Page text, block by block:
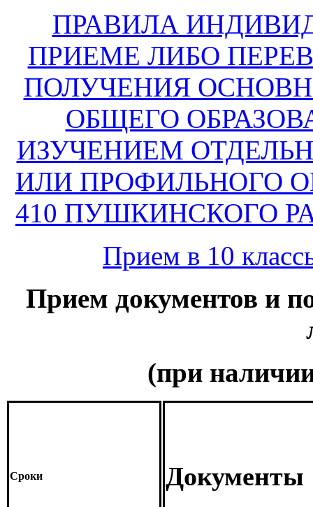
ПРАВИЛА
ПРИЕМЕ ЛИБО
ПОЛУЧЕНИЯ
ОБЩЕГО
ИЗУЧЕНИЕМ
ИЛИ ПРОФИЛЬНОГО
410 ПУШКИНСКОГО
Прием в 10
Прием документов и
(при
Сроки Документы